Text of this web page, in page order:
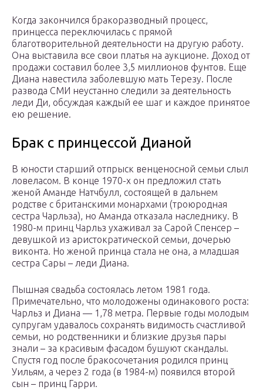
Когда закончился бракоразводный процесс,
принцесса переключилась с прямой
благотворительной деятельности на другую работу.
Она выставила все свои платья на аукционе. Доход от
продажи составил более 3,5 миллионов фунтов. Еще
Диана навестила заболевшую мать Терезу. После
развода СМИ неустанно следили за деятельность
леди Ди, обсуждая каждый ее шаг и каждое принятое
ею решение.
Брак с принцессой Дианой
В юности старший отпрыск венценосной семьи слыл
ловеласом. В конце 1970-х он предложил стать
женой Аманде Натчбулл, состоящей в дальнем
родстве с британскими монархами (троюродная
сестра Чарльза), но Аманда отказала наследнику. В
1980-м принц Чарльз ухаживал за Сарой Спенсер –
девушкой из аристократической семьи, дочерью
виконта. Но женой принца стала не она, а младшая
сестра Сары – леди Диана.
Пышная свадьба состоялась летом 1981 года.
Примечательно, что молодожены одинакового роста:
Чарльз и Диана — 1,78 метра. Первые годы молодым
супругам удавалось сохранять видимость счастливой
семьи, но родственники и близкие друзья пары
знали – за красивым фасадом бушуют скандалы.
Спустя год после бракосочетания родился принц
Уильям, а через 2 года (в 1984-м) появился второй
сын – принц Гарри.